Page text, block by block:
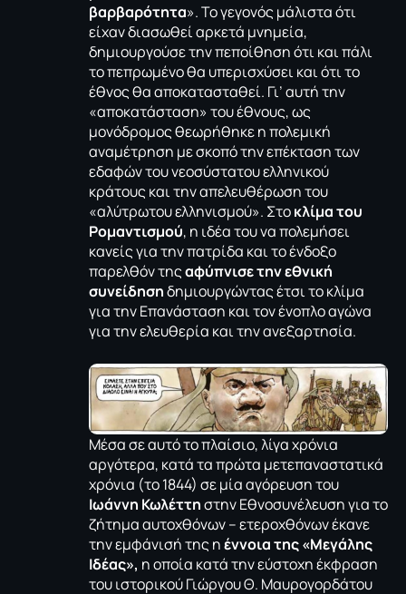
βαρβαρότητα». Το γεγονός μάλιστα ότι
είχαν διασωθεί αρκετά μνημεία,
δημιουργούσε την πεποίθηση ότι και πάλι
το πεπρωμένο θα υπερισχύσει και ότι το
έθνος θα αποκατασταθεί. Γι’ αυτή την
«αποκατάσταση» του έθνους, ως
μονόδρομος θεωρήθηκε η πολεμική
αναμέτρηση με σκοπό την επέκταση των
εδαφών του νεοσύστατου ελληνικού
κράτους και την απελευθέρωση του
«αλύτρωτου ελληνισμού». Στοκλίμα του
Ρομαντισμού, η ιδέα του να πολεμήσει
κανείς για την πατρίδα και το ένδοξο
παρελθόν τηςαφύπνισε την εθνική
συνείδησηδημιουργώντας έτσι το κλίμα
για την Επανάσταση και τον ένοπλο αγώνα
για την ελευθερία και την ανεξαρτησία.
Μέσα σε αυτό το πλαίσιο, λίγα χρόνια
αργότερα, κατά τα πρώτα μετεπαναστατικά
χρόνια (το 1844) σε μία αγόρευση του
Ιωάννη Κωλέττηστην Εθνοσυνέλευση για το
ζήτημα αυτοχθόνων – ετεροχθόνων έκανε
την εμφάνισή της ηέννοια της «Μεγάλης
Ιδέας», η οποία κατά την εύστοχη έκφραση
του ιστορικού Γιώργου Θ. Μαυρογορδάτου